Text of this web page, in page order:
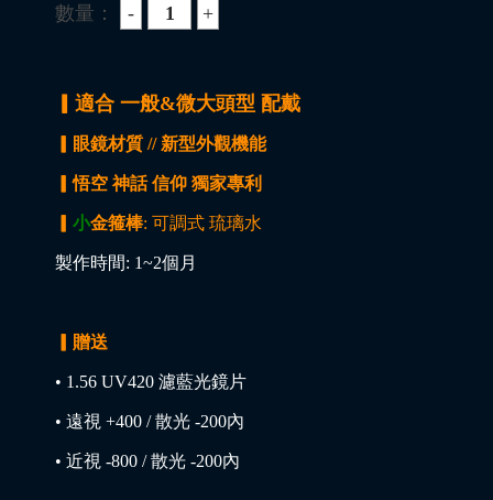
數量：
▎適合 一般&微大頭型 配戴
▎眼鏡材質 // 新型外觀機能
▎悟空 神話 信仰 獨家專利
小金箍棒: 可調式 琉璃水
製作時間: 1~2個月
▎贈送
• 1.56 UV420 濾藍光鏡片
• 遠視 +400 / 散光 -200內
• 近視 -800 / 散光 -200內